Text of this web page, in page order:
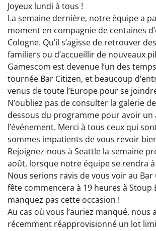
Joyeux lundi à tous !
La semaine dernière, notre équipe a
moment en compagnie de centaines
Cologne. Qu’il s’agisse de retrouver
familiers ou d’accueillir de nouveaux
Gamescom est devenue l’un des
tournée Bar Citizen, et beaucoup
venus de toute l’Europe pour se
N’oubliez pas de consulter la galerie
dessous du programme pour avoir un
l’événement. Merci à tous ceux qui
sommes impatients de vous revoir
Rejoignez-nous à Seattle la semaine
août, lorsque notre équipe se rendra à
Nous serions ravis de vous voir au Bar
fête commencera à 19 heures à Stoup
manquez pas cette occasion !
Au cas où vous l’auriez manqué, nous
récemment réapprovisionné un lot